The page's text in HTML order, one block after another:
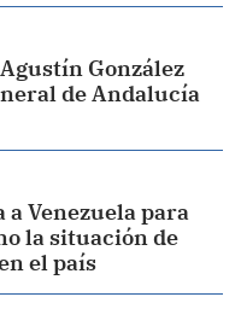
González
de Andalucía
a Venezuela para
la situación de
el país